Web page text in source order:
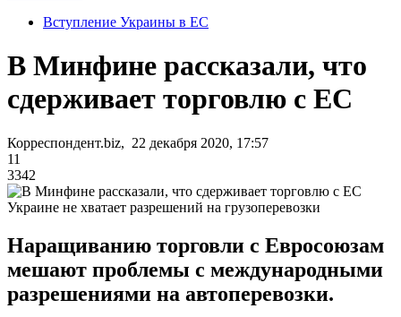
Вступление Украины в ЕС
В Минфине рассказали, что
сдерживает торговлю с ЕС
Корреспондент.biz, 22 декабря 2020, 17:57
11
3342
Украине не хватает разрешений на грузоперевозки
Наращиванию торговли с Евросоюзам
мешают проблемы с международными
разрешениями на автоперевозки.